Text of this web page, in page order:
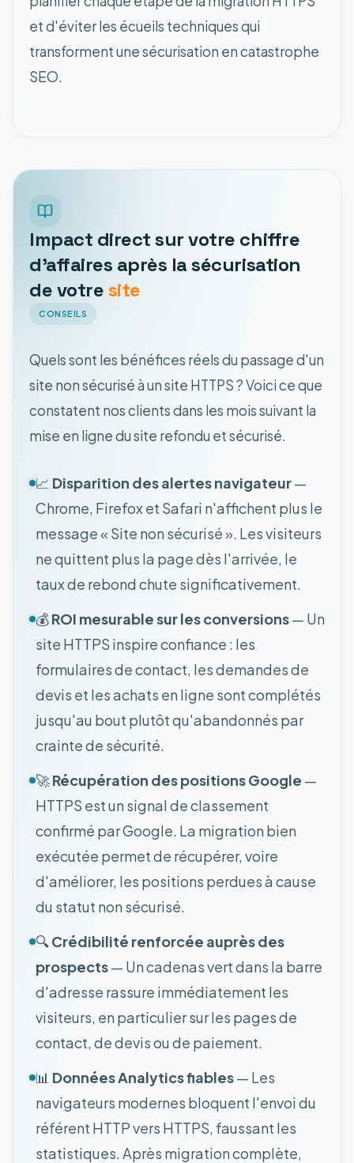
et d'éviter les écueils techniques qui
transforment une sécurisation en catastrophe
SEO.
Impact direct sur votre chiffre
d'affaires après la sécurisation
de votresite
CONSEILS
Quels sont les bénéfices réels du passage d'un
site non sécurisé à un site HTTPS ? Voici ce que
constatent nos clients dans les mois suivant la
mise en ligne du site refondu et sécurisé.
📈 Disparition des alertes navigateur—
Chrome, Firefox et Safari n'affichent plus le
message « Site non sécurisé ». Les visiteurs
ne quittent plus la page dès l'arrivée, le
taux de rebond chute significativement.
💰ROI mesurable sur les conversions— Un
site HTTPS inspire confiance : les
formulaires de contact, les demandes de
devis et les achats en ligne sont complétés
jusqu'au bout plutôt qu'abandonnés par
crainte de sécurité.
🚀Récupération des positions Google —
HTTPS est un signal de classement
confirmé par Google. La migration bien
exécutée permet de récupérer, voire
d'améliorer, les positions perdues à cause
du statut non sécurisé.
🔍Crédibilité renforcée auprès des
prospects— Un cadenas vert dans la barre
d'adresse rassure immédiatement les
visiteurs, en particulier sur les pages de
contact, de devis ou de paiement.
📊 Données Analytics fiables— Les
navigateurs modernes bloquent l'envoi du
référent HTTP vers HTTPS, faussant les
statistiques. Après migration complète,